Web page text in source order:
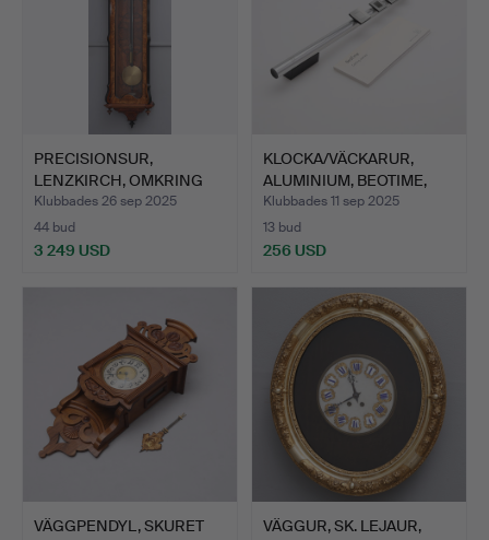
PRECISIONSUR,
LENZKIRCH, OMKRING
1895-1900.
Klubbades 26 sep 2025
44 bud
3 249 USD
KLOCKA/VÄCKARUR,
ALUMINIUM, BEOTIME,
BANG …
Klubbades 11 sep 2025
13 bud
256 USD
VÄGGPENDYL, SKURET
VÄGGUR, SK. LEJAUR,